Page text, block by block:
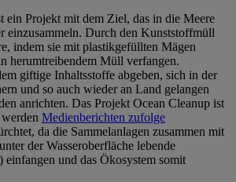
ein Projekt mit dem Ziel, das in die Meere
einzusammeln. Durch den Kunststoffmüll
indem sie mit plastikgefüllten Mägen
herumtreibendem Müll verfangen.
giftige Inhaltsstoffe abgeben, sich in der
und so auch wieder an Land gelangen
anrichten. Das Projekt Ocean Cleanup ist
Medienberichten zufolge
da die Sammelanlagen zusammen mit
der Wasseroberfläche lebende
einfangen und das Ökosystem somit